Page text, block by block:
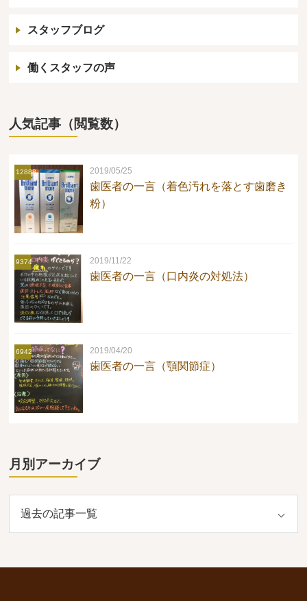
スタッフブログ
働くスタッフの声
人気記事（閲覧数）
12888 2019/05/25
歯医者の一言（着色汚れを落とす歯磨き
粉）
9374 2019/11/22
歯医者の一言（口内炎の対処法）
6942 2019/04/20
歯医者の一言（顎関節症）
月別アーカイブ